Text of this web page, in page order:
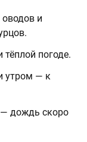
и
погоде.
утром — к
дождь скоро